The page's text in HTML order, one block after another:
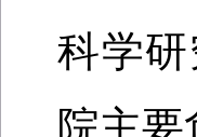
科学
院主